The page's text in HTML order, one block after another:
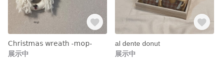
𝖢𝗁𝗋𝗂𝗌𝗍𝗆𝖺𝗌 𝗐𝗋𝖾𝖺𝗍𝗁 -𝗆𝗈𝗉-
展示中
al dente donut
展示中